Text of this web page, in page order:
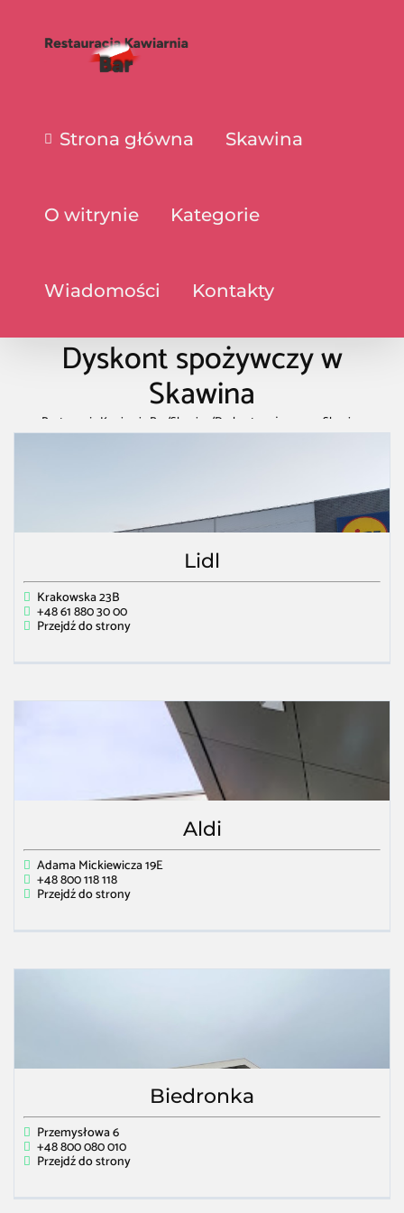
Strona główna Skawina
O witrynie Kategorie
Wiadomości Kontakty
Dyskont spożywczy w
Skawina
Restauracja Kawiarnia Bar /Skawina /Dyskont spożywczy w Skawina
Lidl
Krakowska 23B
+48 61 880 30 00
Przejdź do strony
Aldi
Adama Mickiewicza 19E
+48 800 118 118
Przejdź do strony
Biedronka
Przemysłowa 6
+48 800 080 010
Przejdź do strony